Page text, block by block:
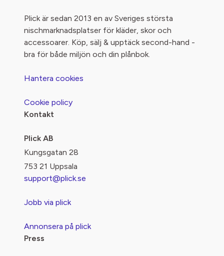
Plick är sedan 2013 en av Sveriges största
nischmarknadsplatser för kläder, skor och
accessoarer. Köp, sälj & upptäck second-hand -
bra för både miljön och din plånbok.
Hantera cookies
Cookie policy
Kontakt
Plick AB
Kungsgatan 28
753 21 Uppsala
support@plick.se
Jobb via plick
Annonsera på plick
Press